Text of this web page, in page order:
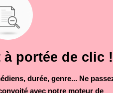
portée de clic !
durée, genre... Ne passez
avec notre moteur de